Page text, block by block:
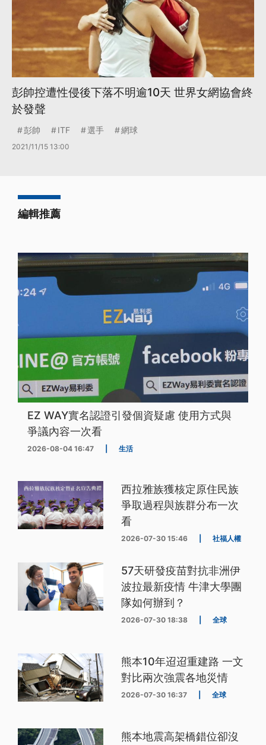
彭帥控遭性侵後下落不明逾10天 世界女網協會終
於發聲
彭帥 ITF 選手 網球
2021/11/15 13:00
編輯推薦
EZ WAY實名認證引發個資疑慮 使用方式與
爭議內容一次看
2026-08-04 16:47 生活
西拉雅族獲核定原住民族
爭取過程與族群分布一次
看
2026-07-30 15:46 社福人權
57天研發疫苗對抗非洲伊
波拉最新疫情 牛津大學團
隊如何辦到？
2026-07-30 18:38 全球
熊本10年迢迢重建路 一文
對比兩次強震各地災情
2026-07-30 16:37 全球
熊本地震高架橋錯位卻沒